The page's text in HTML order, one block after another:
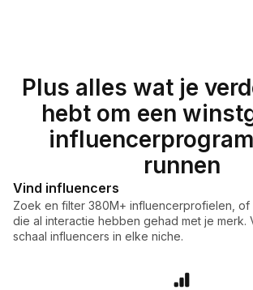
Plus alles wat je
hebt om een
runnen
Vind influencers
Zoek en filter 380M+ influencerprofielen, of
die al interactie hebben gehad met je merk.
schaal influencers in elke niche.